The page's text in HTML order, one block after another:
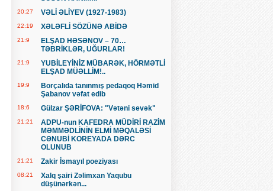
20:27 VƏLİ ƏLİYEV (1927-1983)
22:19 XƏLƏFLİ SÖZÜNƏ ABİDƏ
21:9
ELŞAD HƏSƏNOV – 70…
TƏBRİKLƏR, UĞURLAR!
21:9
YUBİLEYİNİZ MÜBARƏK, HÖRMƏTLİ
ELŞAD MÜƏLLİM!..
19:9
Borçalıda tanınmış pedaqoq Həmid
Şabanov vəfat edib
18:6 Gülzar ŞƏRİFOVA: "Vətəni sevək"
21:21
ADPU-nun KAFEDRA MÜDİRİ RAZİM
MƏMMƏDLİNİN ELMİ MƏQALƏSİ
CƏNUBİ KOREYADA DƏRC
OLUNUB
21:21 Zakir İsmayıl poeziyası
08:21
Xalq şairi Zəlimxan Yaqubu
düşünərkən...